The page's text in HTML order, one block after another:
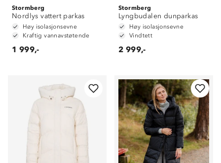
Stormberg
Nordlys vattert parkas
Høy isolasjonsevne
Kraftig vannavstøtende
1 999,-
Stormberg
Lyngbudalen dunparkas
Høy isolasjonsevne
Vindtett
2 999,-